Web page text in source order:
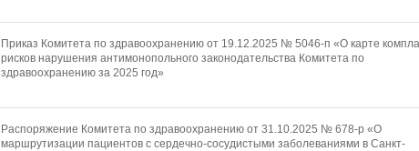
Приказ Комитета по здравоохранению от 19.12.2025 № 5046-п «О карте
рисков нарушения антимонопольного законодательства Комитета по
здравоохранению за 2025 год»
Распоряжение Комитета по здравоохранению от 31.10.2025 № 678-р «О
маршрутизации пациентов с сердечно-сосудистыми заболеваниями в Санкт-